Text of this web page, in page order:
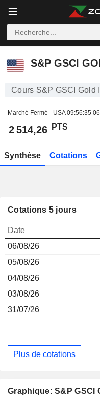
S&P GSCI GOLD
S&P GSCI
Cours S&P GSCI Gold
Marché Fermé - USA09:56:35
2 514,26 PTS
Synthèse Cotations
Graphique: S&P GSCI
Cotations 5 jours
Date
06/08/26
05/08/26
04/08/26
03/08/26
31/07/26
Plus de cotations